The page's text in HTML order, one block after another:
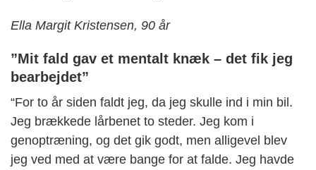
Ella Margit Kristensen, 90 år
”Mit fald gav et mentalt knæk – det fik jeg
bearbejdet”
“For to år siden faldt jeg, da jeg skulle ind i min bil.
Jeg brækkede lårbenet to steder. Jeg kom i
genoptræning, og det gik godt, men alligevel blev
jeg ved med at være bange for at falde. Jeg havde